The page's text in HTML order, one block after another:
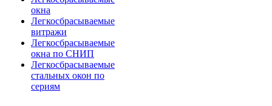
окна
Легкосбрасываемые
витражи
Легкосбрасываемые
окна по СНИП
Легкосбрасываемые
стальных окон по
сериям